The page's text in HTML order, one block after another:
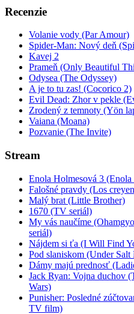
Recenzie
Volanie vody (Par Amour)
Spider-Man: Nový deň
Kavej 2
Prameň (Only Beautiful
Odysea (The Odyssey)
A je to tu zas! (Cocorico 2)
Evil Dead: Zhor v pekle
Zrodený z temnoty (Yön
Vaiana (Moana)
Pozvanie (The Invite)
Stream
Enola Holmesová 3
Falošné pravdy (Los
Malý brat (Little Brother)
1670 (TV seriál)
My vás naučíme
seriál)
Nájdem si ťa (I Will Find
Pod slaniskom (Under
Dámy majú prednosť
Jack Ryan: Vojna duchov
Wars)
Punisher: Posledné
TV film)